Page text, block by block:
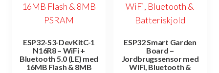
ESP32-S3-DevKitC-1
N16R8 – WiFi +
Bluetooth 5.0 (LE) med
16MB Flash & 8MB
ESP32 Smart Garden
Board –
Jordbrugssensor med
WiFi, Bluetooth &